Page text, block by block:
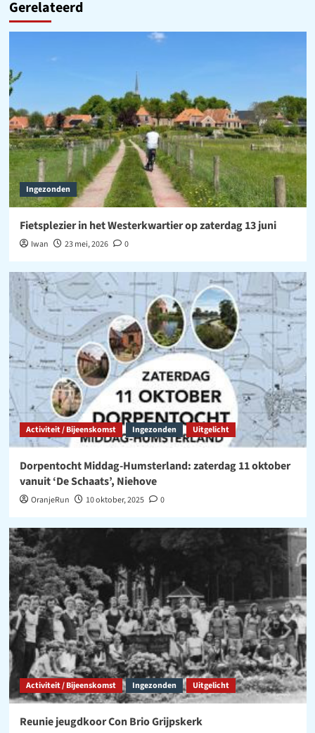
Gerelateerd
Ingezonden
Fietsplezier in het Westerkwartier op zaterdag 13 juni
Iwan 23 mei, 2026 0
Activiteit / Bijeenskomst Ingezonden Uitgelicht
Dorpentocht Middag-Humsterland: zaterdag 11 oktober
vanuit ‘De Schaats’, Niehove
OranjeRun 10 oktober, 2025 0
Activiteit / Bijeenskomst Ingezonden Uitgelicht
Reunie jeugdkoor Con Brio Grijpskerk